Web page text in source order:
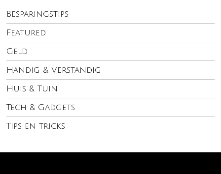
Besparingstips
Featured
Geld
Handig & Verstandig
Huis & Tuin
Tech & Gadgets
Tips en tricks